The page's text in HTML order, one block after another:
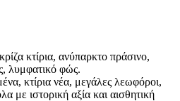
κτίρια, ανύπαρκτο πράσινο,
λυμφατικό φώς.
κτίρια νέα, μεγάλες λεωφόροι,
με ιστορική αξία και αισθητική